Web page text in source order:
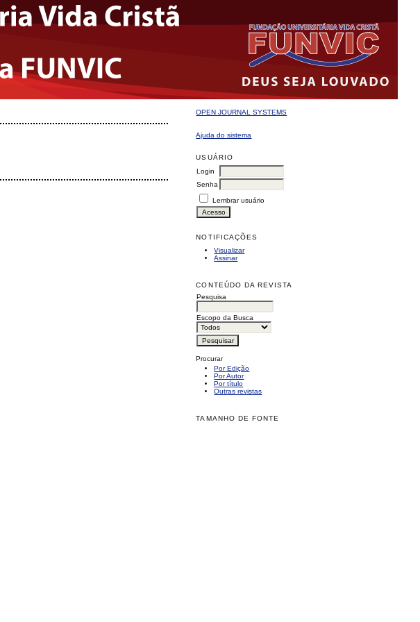
OPEN JOURNAL SYSTEMS
Ajuda do sistema
USUÁRIO
Login
Senha
Lembrar usuário
NOTIFICAÇÕES
Visualizar
Assinar
CONTEÚDO DA REVISTA
Pesquisa
Escopo da Busca
Procurar
Por Edição
Por Autor
Por título
Outras revistas
TAMANHO DE FONTE